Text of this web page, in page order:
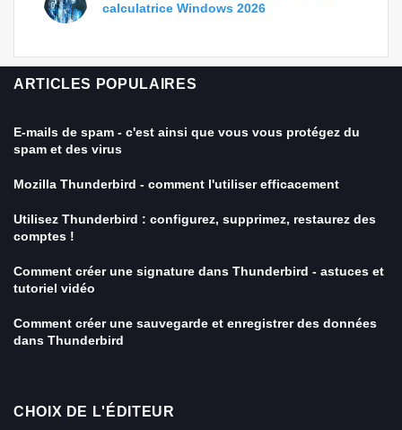
calculatrice Windows 2026
ARTICLES POPULAIRES
E-mails de spam - c'est ainsi que vous vous protégez du
spam et des virus
Mozilla Thunderbird - comment l'utiliser efficacement
Utilisez Thunderbird : configurez, supprimez, restaurez des
comptes !
Comment créer une signature dans Thunderbird - astuces et
tutoriel vidéo
Comment créer une sauvegarde et enregistrer des données
dans Thunderbird
CHOIX DE L'ÉDITEUR